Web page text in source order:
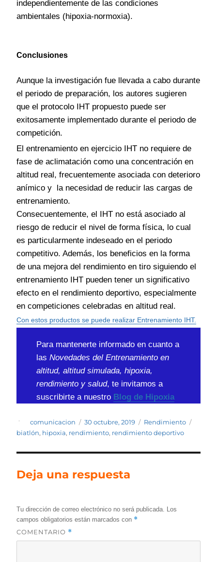
independientemente de las condiciones
ambientales (hipoxia-normoxia).
Conclusiones
Aunque la investigación fue llevada a cabo durante
el periodo de preparación, los autores sugieren
que el protocolo IHT propuesto puede ser
exitosamente implementado durante el periodo de
competición.
El entrenamiento en ejercicio IHT no requiere de
fase de aclimatación como una concentración en
altitud real, frecuentemente asociada con deterioro
anímico y la necesidad de reducir las cargas de
entrenamiento.
Consecuentemente, el IHT no está asociado al
riesgo de reducir el nivel de forma física, lo cual
es particularmente indeseado en el periodo
competitivo. Además, los beneficios en la forma
de una mejora del rendimiento en tiro siguiendo el
entrenamiento IHT pueden tener un significativo
efecto en el rendimiento deportivo, especialmente
en competiciones celebradas en altitud real.
Con estos productos se puede realizar Entrenamiento IHT.
Para mantenerte informado en cuanto a
las Novedades del Entrenamiento en
altitud, altitud simulada, hipoxia,
rendimiento y salud, te invitamos a
suscribirte a nuestro Blog de Hipoxia
Autor
comunicacion
Publicado
el
30 octubre, 2019 Categorías
Rendimiento
biatlón, hipoxia, rendimiento, rendimiento deportivo
Deja una respuesta
Tu dirección de correo electrónico no será publicada. Los
campos obligatorios están marcados con *
COMENTARIO *